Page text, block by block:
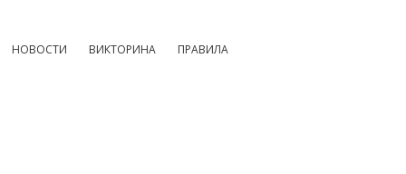
НОВОСТИ ВИКТОРИНА ПРАВИЛА